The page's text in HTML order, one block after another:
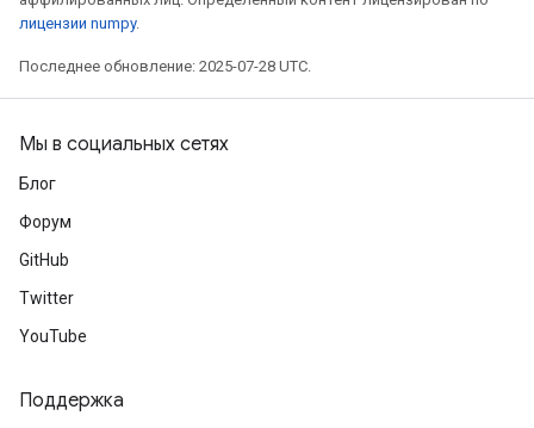
лицензии numpy.
Последнее обновление: 2025-07-28 UTC.
Мы в социальных сетях
Блог
Форум
GitHub
Twitter
YouTube
Поддержка